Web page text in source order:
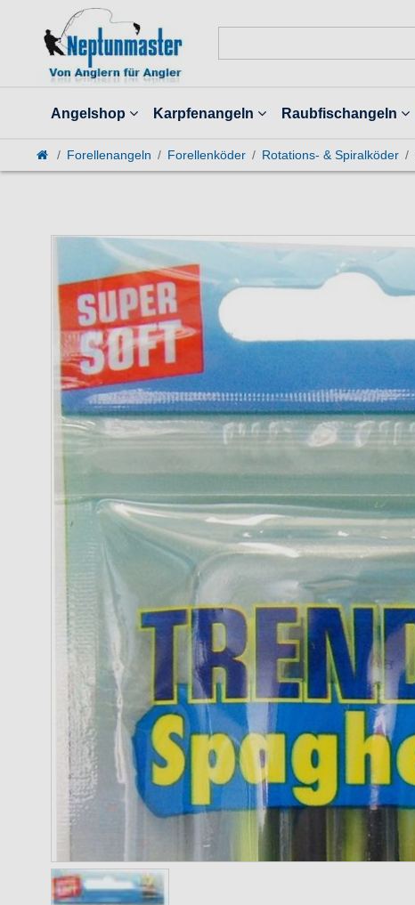
Angelshop Karpfenangeln Raubfischangeln
Forellenangeln Forellenköder Rotations- & Spiralköder